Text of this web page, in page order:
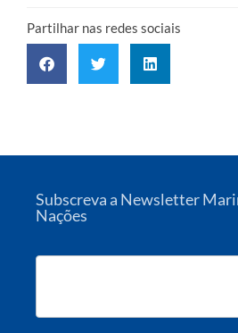
Partilhar nas redes sociais
Subscreva a Newsletter
Nações